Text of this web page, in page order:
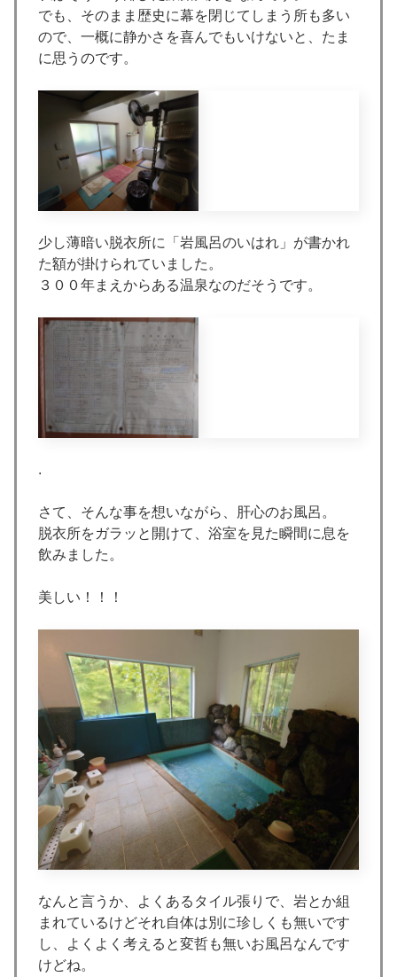
でも、そのまま歴史に幕を閉じてしまう所も多い
ので、一概に静かさを喜んでもいけないと、たま
に思うのです。
少し薄暗い脱衣所に「岩風呂のいはれ」が書かれ
た額が掛けられていました。
３００年まえからある温泉なのだそうです。
.
さて、そんな事を想いながら、肝心のお風呂。
脱衣所をガラッと開けて、浴室を見た瞬間に息を
飲みました。
美しい！！！
なんと言うか、よくあるタイル張りで、岩とか組
まれているけどそれ自体は別に珍しくも無いです
し、よくよく考えると変哲も無いお風呂なんです
けどね。